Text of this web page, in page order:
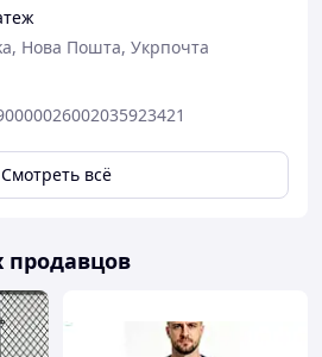
Нова Пошта, Укрпочта
Смотреть всё
продавцов